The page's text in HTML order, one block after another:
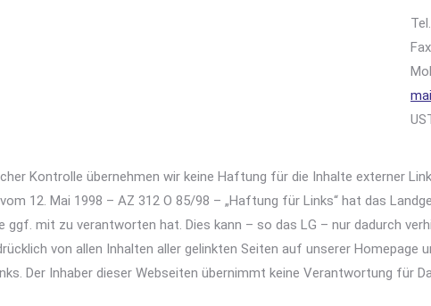
Kontrolle übernehmen wir keine Haftung für die Inhalte externer
12. Mai 1998 – AZ 312 O 85/98 – „Haftung für Links“ hat das
ggf. mit zu verantworten hat. Dies kann – so das LG – nur dadurch
von allen Inhalten aller gelinkten Seiten auf unserer
Der Inhaber dieser Webseiten übernimmt keine Verantwortung für